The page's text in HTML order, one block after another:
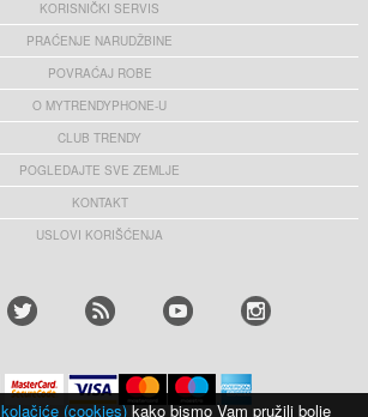
KORISNIČKI SERVIS
PRAĆENJE NARUDŽBINE
POVRAĆAJ ROBE
O MYTRENDYPHONE-U
CLUB TRENDY
POGLEDAJTE SVE ZEMLJE
KONTAKT
USLOVI KORIŠĆENJA
kolačiće (cookies) kako bismo Vam pružili bolje